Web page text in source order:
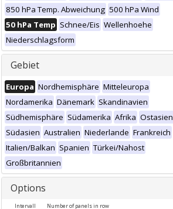
850 hPa Temp. Abweichung 500 hPa Wind
50 hPa Temp Schnee/Eis Wellenhoehe
Niederschlagsform
Gebiet
Europa Nordhemisphäre Mitteleuropa
Nordamerika Dänemark Skandinavien
Südhemisphäre Südamerika Afrika Ostasien
Südasien Australien Niederlande Frankreich
Italien/Balkan Spanien Türkei/Nahost
Großbritannien
Options
Intervall Number of panels in row